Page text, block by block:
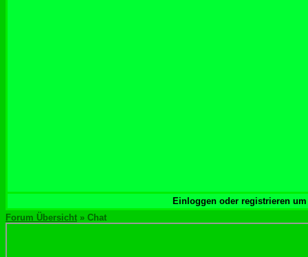
Einloggen oder registrieren
Forum Übersicht » Chat